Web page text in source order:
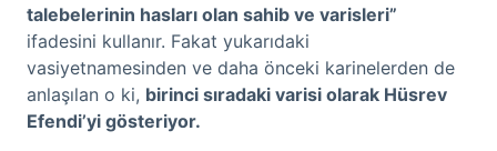
talebelerinin hasları olan sahib ve varisleri”
ifadesini kullanır. Fakat yukarıdaki
vasiyetnamesinden ve daha önceki karinelerden de
anlaşılan o ki, birinci sıradaki varisi olarak Hüsrev
Efendi’yi gösteriyor.